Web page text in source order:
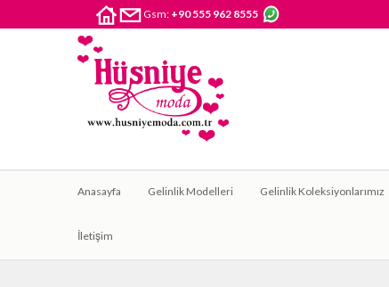
Gsm: +90 555 962 8555
Anasayfa Gelinlik Modelleri Gelinlik Koleksiyonlarımız
İletişim